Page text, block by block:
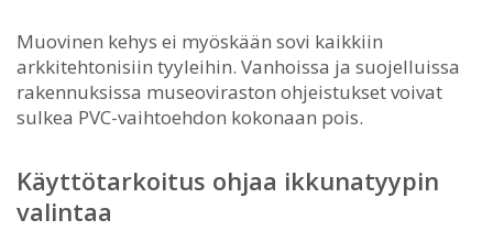
Muovinen kehys ei myöskään sovi kaikkiin
arkkitehtonisiin tyyleihin. Vanhoissa ja suojelluissa
rakennuksissa museoviraston ohjeistukset voivat
sulkea PVC-vaihtoehdon kokonaan pois.
Käyttötarkoitus ohjaa ikkunatyypin
valintaa